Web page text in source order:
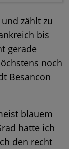
zählt zu
bis
gerade
noch
Besancon
blauem
hatte ich
den recht